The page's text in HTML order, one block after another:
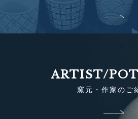
ARTIST/
窯元・作家のご